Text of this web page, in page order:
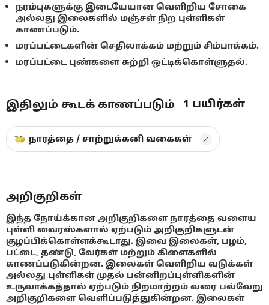
நரம்புகளுக்கு இடையேயான வெளிறிய சோகை
அல்லது இலைகளில் மஞ்சள் நிற புள்ளிகள்
காணப்படும்.
மரப்பட்டைகளின் செதிலாக்கம் மற்றும் சிம்பாக்கம்.
மரப்பட்டை புண்களை சுற்றி ஒட்டிக்கொள்ளுதல்.
இதிலும் கூடக் காணப்படும் 1 பயிர்கள்
நாரத்தை / சாற்றுக்கனி வகைகள்
அறிகுறிகள்
இந்த நோய்க்கான அறிகுறிகளை நாரத்தை வளைய
புள்ளி வைரஸ்களால் ஏற்படும் அறிகுறிகளுடன்
குழப்பிக்கொள்ளக்கூடாது. இவை இலைகள், பழம்,
பட்டை, தண்டு, வேர்கள் மற்றும் கிளைகளில்
காணப்படுகின்றன. இலைகள் வெளிறிய வடுக்கள்
அல்லது புள்ளிகள் முதல் பன்னிறப்புள்ளிகளின்
உருவாக்கத்தால் ஏற்படும் நிறமாற்றம் வரை பல்வேறு
அறிகுறிகளை வெளிப்படுத்துகின்றன. இலைகள்